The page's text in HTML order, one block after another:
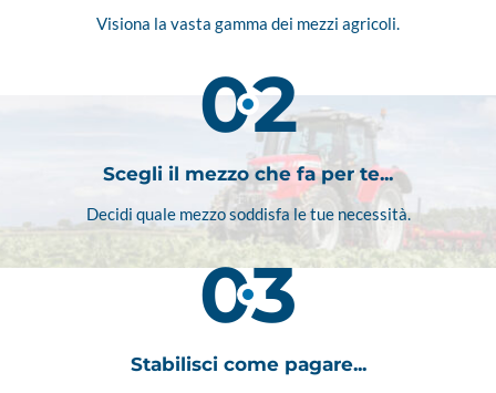
Visiona la vasta gamma dei mezzi agricoli.
02
Scegli il mezzo che fa per te...
Decidi quale mezzo soddisfa le tue necessità.
03
Stabilisci come pagare...